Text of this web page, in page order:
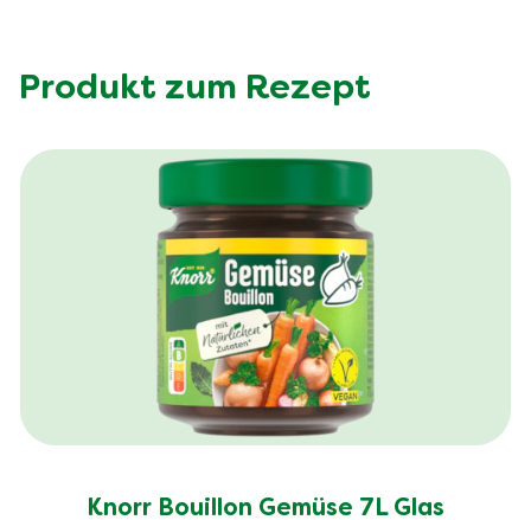
Produkt zum Rezept
Knorr Bouillon Gemüse 7L Glas